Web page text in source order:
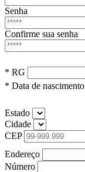
Senha
Confirme sua senha
* RG
* Data de nascimento
Estado
Cidade
CEP
Endereço
Número